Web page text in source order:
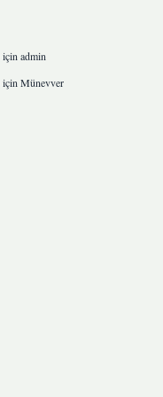
için admin
için Münevver